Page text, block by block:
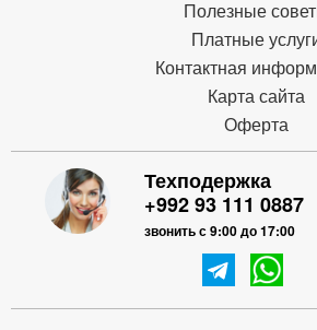
Полезные
Платные
Контактная
Карта сайта
Оферта
Техподержка
+992 93 111 0887
звонить с 9:00 до 17:00